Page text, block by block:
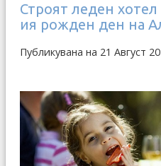
Строят леден
ия рожден ден на
Публикувана на 21 Август